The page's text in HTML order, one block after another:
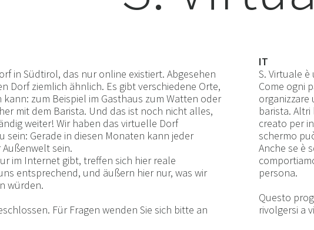
in Südtirol, das nur online existiert. Abgesehen
Dorf ziemlich ähnlich. Es gibt verschiedene Orte,
zum Beispiel im Gasthaus zum Watten oder
mit dem Barista. Und das ist noch nicht alles,
weiter! Wir haben das virtuelle Dorf
sein: Gerade in diesen Monaten kann jeder
sein.
im Internet gibt, treffen sich hier reale
entsprechend, und äußern hier nur, was wir
würden.
Für Fragen wenden Sie sich bitte an
IT
S. Virtuale
Come ogni
organizzare
barista.
creato per
schermo
Anche se è
persona.
Questo
rivolgersi a